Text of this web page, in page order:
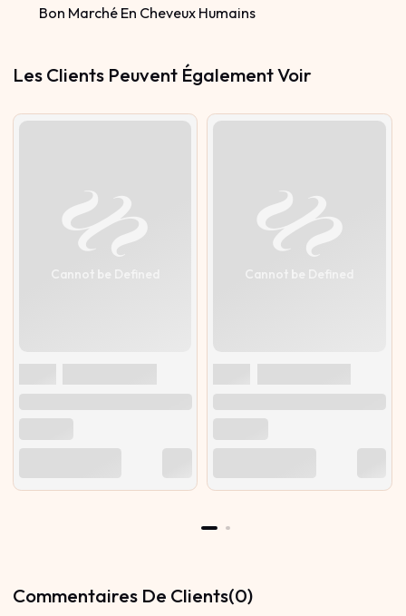
Bon Marché En Cheveux Humains
Les Clients Peuvent Également Voir
Cannot be Defined Cannot be Defined
Commentaires De Clients(0)